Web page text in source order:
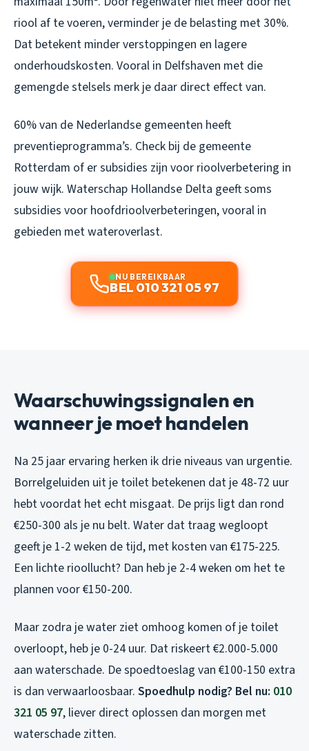
riool af te voeren, verminder je de belasting met 30%.
Dat betekent minder verstoppingen en lagere
onderhoudskosten. Vooral in Delfshaven met die
gemengde stelsels merk je daar direct effect van.
60% van de Nederlandse gemeenten heeft
preventieprogramma’s. Check bij de gemeente
Rotterdam of er subsidies zijn voor rioolverbetering in
jouw wijk. Waterschap Hollandse Delta geeft soms
subsidies voor hoofdrioolverbeteringen, vooral in
gebieden met wateroverlast.
NU BEREIKBAAR
BEL 010 321 05 97
Waarschuwingssignalen en
wanneer je moet handelen
Na 25 jaar ervaring herken ik drie niveaus van urgentie.
Borrelgeluiden uit je toilet betekenen dat je 48-72 uur
hebt voordat het echt misgaat. De prijs ligt dan rond
€250-300 als je nu belt. Water dat traag wegloopt
geeft je 1-2 weken de tijd, met kosten van €175-225.
Een lichte rioollucht? Dan heb je 2-4 weken om het te
plannen voor €150-200.
Maar zodra je water ziet omhoog komen of je toilet
overloopt, heb je 0-24 uur. Dat riskeert €2.000-5.000
aan waterschade. De spoedtoeslag van €100-150 extra
is dan verwaarloosbaar. Spoedhulp nodig? Bel nu: 010
321 05 97, liever direct oplossen dan morgen met
waterschade zitten.